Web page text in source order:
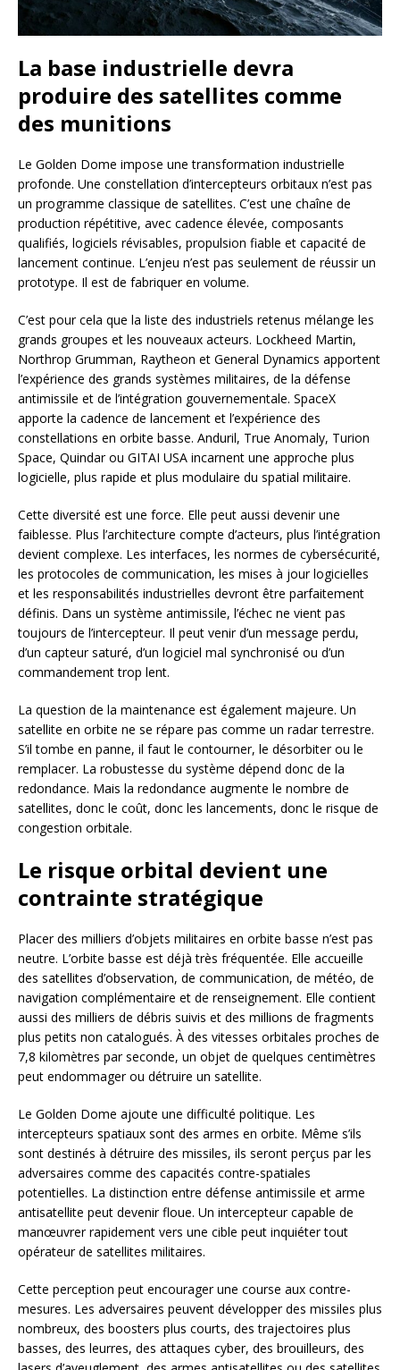
La base industrielle devra
produire des satellites comme
des munitions
Le Golden Dome impose une transformation industrielle
profonde. Une constellation d’intercepteurs orbitaux n’est pas
un programme classique de satellites. C’est une chaîne de
production répétitive, avec cadence élevée, composants
qualifiés, logiciels révisables, propulsion fiable et capacité de
lancement continue. L’enjeu n’est pas seulement de réussir un
prototype. Il est de fabriquer en volume.
C’est pour cela que la liste des industriels retenus mélange les
grands groupes et les nouveaux acteurs. Lockheed Martin,
Northrop Grumman, Raytheon et General Dynamics apportent
l’expérience des grands systèmes militaires, de la défense
antimissile et de l’intégration gouvernementale. SpaceX
apporte la cadence de lancement et l’expérience des
constellations en orbite basse. Anduril, True Anomaly, Turion
Space, Quindar ou GITAI USA incarnent une approche plus
logicielle, plus rapide et plus modulaire du spatial militaire.
Cette diversité est une force. Elle peut aussi devenir une
faiblesse. Plus l’architecture compte d’acteurs, plus l’intégration
devient complexe. Les interfaces, les normes de cybersécurité,
les protocoles de communication, les mises à jour logicielles
et les responsabilités industrielles devront être parfaitement
définis. Dans un système antimissile, l’échec ne vient pas
toujours de l’intercepteur. Il peut venir d’un message perdu,
d’un capteur saturé, d’un logiciel mal synchronisé ou d’un
commandement trop lent.
La question de la maintenance est également majeure. Un
satellite en orbite ne se répare pas comme un radar terrestre.
S’il tombe en panne, il faut le contourner, le désorbiter ou le
remplacer. La robustesse du système dépend donc de la
redondance. Mais la redondance augmente le nombre de
satellites, donc le coût, donc les lancements, donc le risque de
congestion orbitale.
Le risque orbital devient une
contrainte stratégique
Placer des milliers d’objets militaires en orbite basse n’est pas
neutre. L’orbite basse est déjà très fréquentée. Elle accueille
des satellites d’observation, de communication, de météo, de
navigation complémentaire et de renseignement. Elle contient
aussi des milliers de débris suivis et des millions de fragments
plus petits non catalogués. À des vitesses orbitales proches de
7,8 kilomètres par seconde, un objet de quelques centimètres
peut endommager ou détruire un satellite.
Le Golden Dome ajoute une difficulté politique. Les
intercepteurs spatiaux sont des armes en orbite. Même s’ils
sont destinés à détruire des missiles, ils seront perçus par les
adversaires comme des capacités contre-spatiales
potentielles. La distinction entre défense antimissile et arme
antisatellite peut devenir floue. Un intercepteur capable de
manœuvrer rapidement vers une cible peut inquiéter tout
opérateur de satellites militaires.
Cette perception peut encourager une course aux contre-
mesures. Les adversaires peuvent développer des missiles plus
nombreux, des boosters plus courts, des trajectoires plus
basses, des leurres, des attaques cyber, des brouilleurs, des